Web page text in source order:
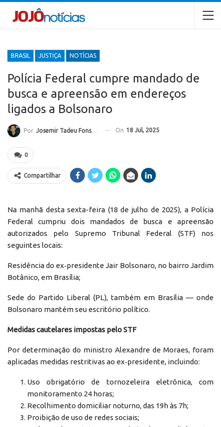
BRASIL JUSTIÇA NOTÍCIAS
Polícia Federal cumpre mandado de
busca e apreensão em endereços
ligados a Bolsonaro
Por Josemir Tadeu Fonseca On 18 Jul, 2025
0
Compartilhar
Na manhã desta sexta-feira (18 de julho de 2025), a Polícia
Federal cumpriu dois mandados de busca e apreensão
autorizados pelo Supremo Tribunal Federal (STF) nos
seguintes locais:
Residência do ex‑presidente Jair Bolsonaro, no bairro Jardim
Botânico, em Brasília;
Sede do Partido Liberal (PL), também em Brasília — onde
Bolsonaro mantém seu escritório político.
Medidas cautelares impostas pelo STF
Por determinação do ministro Alexandre de Moraes, foram
aplicadas medidas restritivas ao ex‑presidente, incluindo:
Uso obrigatório de tornozeleira eletrônica, com
monitoramento 24 horas;
Recolhimento domiciliar noturno, das 19h às 7h;
Proibição de uso de redes sociais;